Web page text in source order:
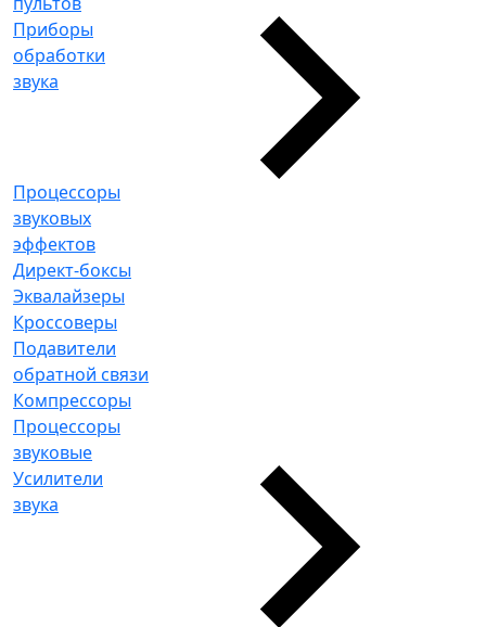
Приборы
обработки
звука
Процессоры
звуковых
эффектов
Директ-боксы
Эквалайзеры
Кроссоверы
Подавители
обратной связи
Компрессоры
Процессоры
звуковые
Усилители
звука